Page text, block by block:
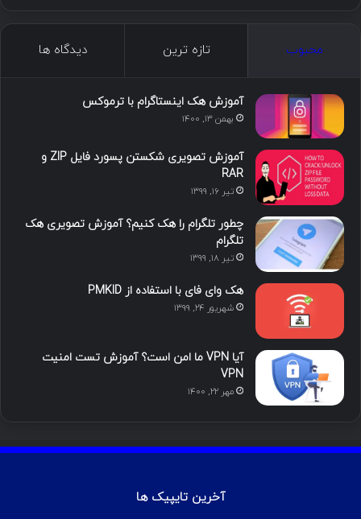
د
ی
ن
و
ت
گ
ا
ا
محبوب تازه ترین دیدگاه ها
آموزش هک اینستاگرام با ترموکس
بهمن ۱۳, ۱۴۰۰
آموزش تصویری شکستن پسورد فایل ZIP و
RAR
تیر ۱۶, ۱۳۹۹
چطور تلگرام را هک کنیم؟ آموزش تصویری هک
تلگرام
تیر ۱۸, ۱۳۹۹
هک وای فای با استفاده از PMKID
شهریور ۲۴, ۱۳۹۹
آیا VPN ما امن است؟ آموزش تست امنیت
VPN
مهر ۲۲, ۱۴۰۰
آخرین تایپیک ها